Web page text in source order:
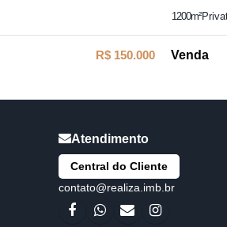
R$ 150.000
1200m²
Central do Cliente
contato@realiza.imb.br